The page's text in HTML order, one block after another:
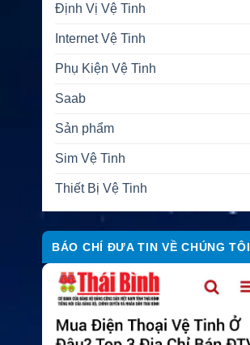
Định Vị Vệ Tinh
Internet Vệ Tinh
Phụ Kiện Vệ Tinh
Saab
Sản phẩm
Sim Vệ Tinh
Thiết Bị Vệ Tinh
BÁO CHÍ ĐƯA TIN VỀ CHÚNG TÔI